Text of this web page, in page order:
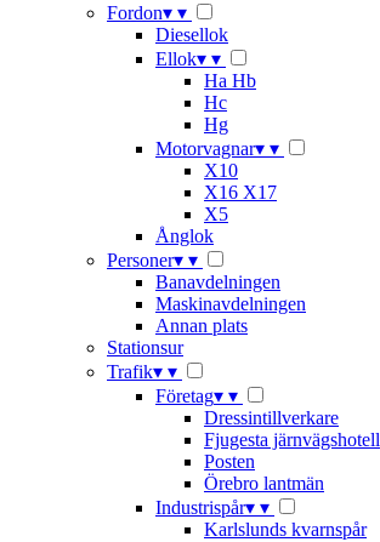
Fordon▾ ▾
Diesellok
Ellok▾ ▾
Ha Hb
Hc
Hg
Motorvagnar▾ ▾
X10
X16 X17
X5
Ånglok
Personer▾ ▾
Banavdelningen
Maskinavdelningen
Annan plats
Stationsur
Trafik▾ ▾
Företag▾ ▾
Dressintillverkare
Fjugesta järnvägshotell
Posten
Örebro lantmän
Industrispår▾ ▾
Karlslunds kvarnspår